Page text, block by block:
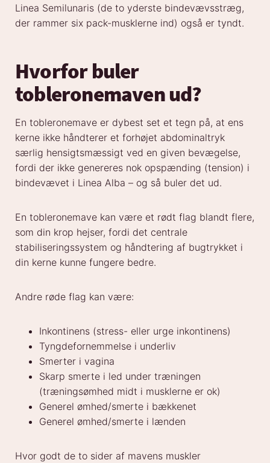
Linea Semilunaris (de to yderste bindevævsstræg,
der rammer six pack-musklerne ind) også er tyndt.
Hvorfor buler
tobleronemaven ud?
En tobleronemave er dybest set et tegn på, at ens
kerne ikke håndterer et forhøjet abdominaltryk
særlig hensigtsmæssigt ved en given bevægelse,
fordi der ikke genereres nok opspænding (tension) i
bindevævet i Linea Alba – og så buler det ud.
En tobleronemave kan være et rødt flag blandt flere,
som din krop hejser, fordi det centrale
stabiliseringssystem og håndtering af bugtrykket i
din kerne kunne fungere bedre.
Andre røde flag kan være:
Inkontinens (stress- eller urge inkontinens)
Tyngdefornemmelse i underliv
Smerter i vagina
Skarp smerte i led under træningen
(træningsømhed midt i musklerne er ok)
Generel ømhed/smerte i bækkenet
Generel ømhed/smerte i lænden
Hvor godt de to sider af mavens muskler